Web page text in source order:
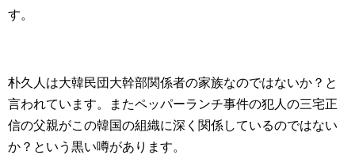
す。
朴久人は大韓民団大幹部関係者の家族なのではないか？と
言われています。またペッパーランチ事件の犯人の三宅正
信の父親がこの韓国の組織に深く関係しているのではない
か？という黒い噂があります。